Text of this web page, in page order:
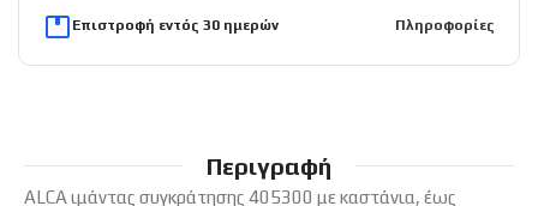
Επιστροφή εντός 30 ημερών Πληροφορίες
Περιγραφή
ALCA ιμάντας συγκράτησης 405300 με καστάνια, έως